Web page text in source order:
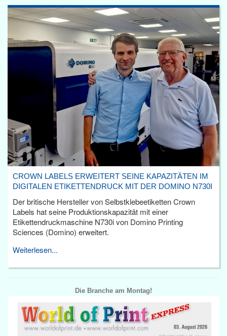
CROWN LABELS ERWEITERT SEINE KAPAZITÄTEN IM
DIGITALEN ETIKETTENDRUCK MIT DER DOMINO N730I
Der britische Hersteller von Selbstklebeetiketten Crown
Labels hat seine Produktionskapazität mit einer
Etikettendruckmaschine N730i von Domino Printing
Sciences (Domino) erweitert.
Weiterlesen...
Die Branche am Montag!